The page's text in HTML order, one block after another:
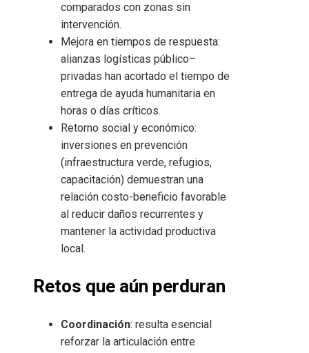
comparados con zonas sin
intervención.
Mejora en tiempos de respuesta:
alianzas logísticas público–
privadas han acortado el tiempo de
entrega de ayuda humanitaria en
horas o días críticos.
Retorno social y económico:
inversiones en prevención
(infraestructura verde, refugios,
capacitación) demuestran una
relación costo-beneficio favorable
al reducir daños recurrentes y
mantener la actividad productiva
local.
Retos que aún perduran
Coordinación: resulta esencial
reforzar la articulación entre